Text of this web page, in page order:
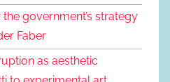
government’s strategy
Faber
as aesthetic